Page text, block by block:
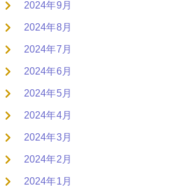
2024年9月
2024年8月
2024年7月
2024年6月
2024年5月
2024年4月
2024年3月
2024年2月
2024年1月